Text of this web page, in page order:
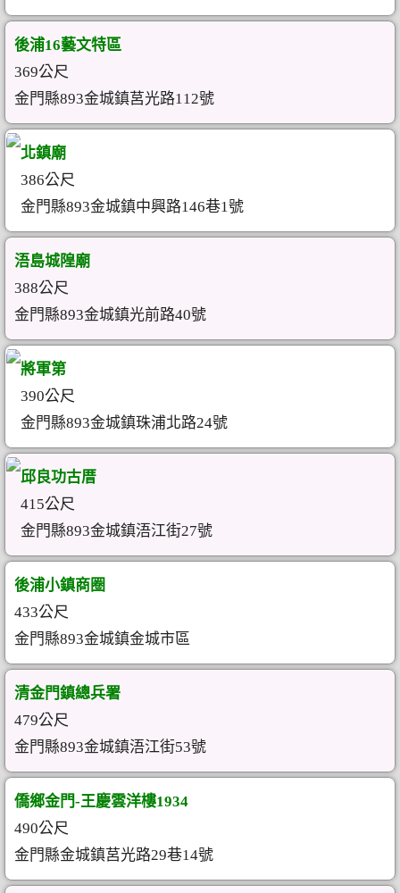
後浦16藝文特區
369公尺
金門縣893金城鎮莒光路112號
北鎮廟
386公尺
金門縣893金城鎮中興路146巷1號
浯島城隍廟
388公尺
金門縣893金城鎮光前路40號
將軍第
390公尺
金門縣893金城鎮珠浦北路24號
邱良功古厝
415公尺
金門縣893金城鎮浯江街27號
後浦小鎮商圈
433公尺
金門縣893金城鎮金城市區
清金門鎮總兵署
479公尺
金門縣893金城鎮浯江街53號
僑鄉金門-王慶雲洋樓1934
490公尺
金門縣金城鎮莒光路29巷14號